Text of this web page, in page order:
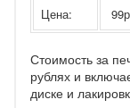
Цена: 99р
Стоимость за
рублях и
диске и